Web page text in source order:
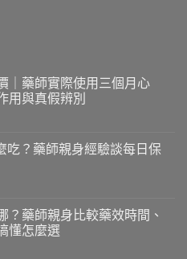
｜藥師實際使用三個月心
用與真假辨別
吃？藥師親身經驗談每日保
？藥師親身比較藥效時間、
懂怎麼選